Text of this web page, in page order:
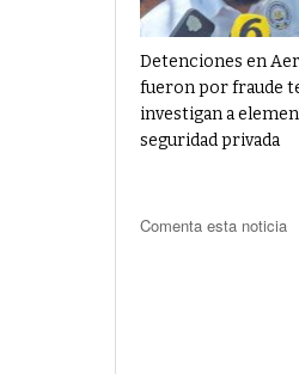
Detenciones en
fueron por fraude
investigan a
seguridad privada
Comenta esta noticia